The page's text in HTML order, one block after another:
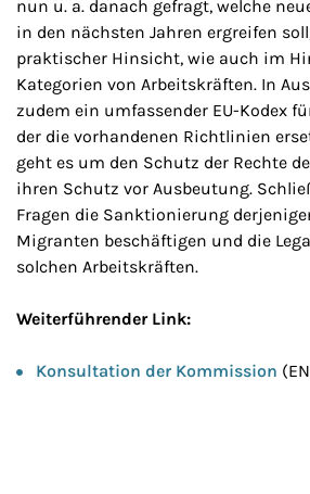
nun u. a. danach gefragt, welche
in den nächsten Jahren ergreifen
praktischer Hinsicht, wie auch im
Kategorien von Arbeitskräften. In
zudem ein umfassender EU-Kodex
der die vorhandenen Richtlinien
geht es um den Schutz der Rechte
ihren Schutz vor Ausbeutung.
Fragen die Sanktionierung
Migranten beschäftigen und die
solchen Arbeitskräften.
Weiterführender Link:
Konsultation der Kommission